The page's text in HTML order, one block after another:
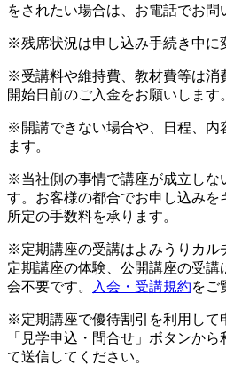
をされたい場合は、お電話でお問
※残席状況は申し込み手続き中に
※受講料や維持費、教材費等は消
開始日前のご入金をお願いします。
※開講できない場合や、日程、内
ます。
※当社側の事情で講座が成立しな
す。お客様の都合でお申し込みを
所定の手数料を承ります。
※定期講座の受講はよみうりカル
定期講座の体験、公開講座の受講
会不要です。
入会・受講規約をご
※定期講座で優待割引を利用して
「見学申込・問合せ」ボタンか
て送信してください。